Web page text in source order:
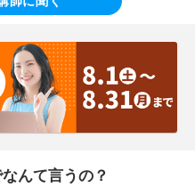
んて言うの？